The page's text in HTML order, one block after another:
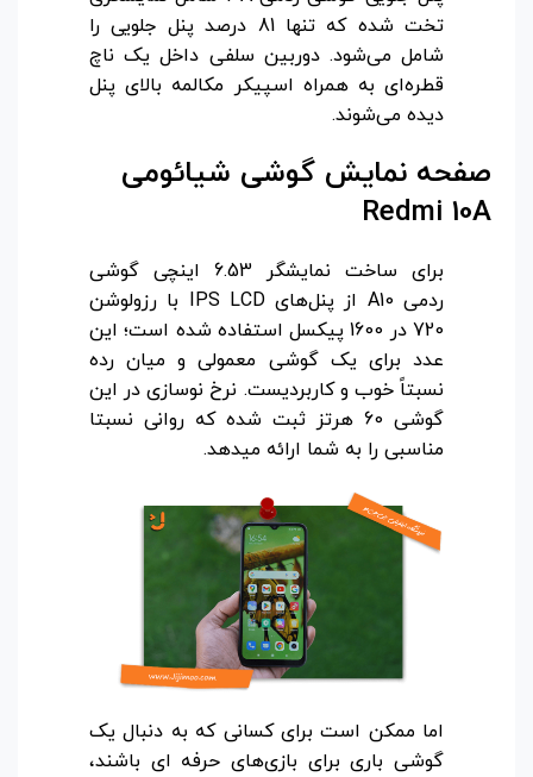
تخت شده که تنها 81 درصد پنل جلویی را
شامل می‌شود. دوربین سلفی داخل یک ناچ
قطره‌ای به همراه اسپیکر مکالمه بالای پنل
دیده می‌شوند.
صفحه نمایش گوشی شیائومی
Redmi 10A
برای ساخت نمایشگر 6.53 اینچی گوشی
ردمی A10 از پنل‌های IPS LCD با رزولوشن
720 در 1600 پیکسل استفاده شده است؛ این
عدد برای یک گوشی معمولی و میان رده
نسبتاً خوب و کاربردیست. نرخ نوسازی در این
گوشی 60 هرتز ثبت شده که روانی نسبتا
مناسبی را به شما ارائه میدهد.
اما ممکن است برای کسانی که به دنبال یک
گوشی باری برای بازی‌های حرفه ای باشند،